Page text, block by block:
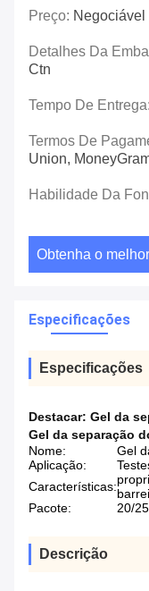
Preço: Negociável
Detalhes Da
Ctn
Tempo De Entrega:
Termos De
Union,
Habilidade Da
Obtenha o
Especificações
Especificações
Destacar: Gel da
Gel da separação
Nome:
Gel
Aplicação:
Características:
Pacote:
20/
Descrição